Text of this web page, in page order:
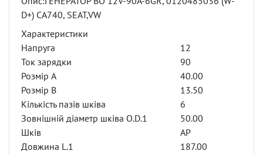
D+) CA740, SEAT,VW
Характеристики
Напруга
12
Ток зарядки
90
Розмір A
40.00
Розмір B
13.50
Кількість пазів шківа
6
Зовнішній діаметр шківа O.D.1
50.00
Шків
AP
Довжина L.1
187.00